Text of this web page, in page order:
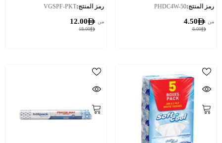
رمز المنتج:PHDC4W-50
8.00
من 4.50
رمز المنتج:VGSPF-PKT
18.00
من 12.00